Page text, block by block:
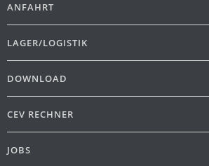
ANFAHRT
LAGER/LOGISTIK
DOWNLOAD
CEV RECHNER
JOBS